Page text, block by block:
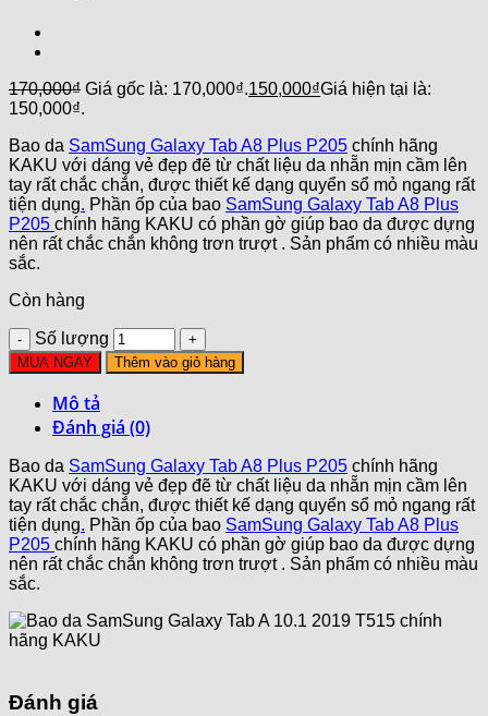
170,000₫ Giá gốc là: 170,000₫.150,000₫Giá hiện tại là:
150,000₫.
Bao da SamSung Galaxy Tab A8 Plus P205 chính hãng
KAKU với dáng vẻ đẹp đẽ từ chất liệu da nhẵn mịn cầm lên
tay rất chắc chắn, được thiết kế dạng quyển sổ mỏ ngang rất
tiện dụng. Phần ốp của bao SamSung Galaxy Tab A8 Plus
P205 chính hãng KAKU có phần gờ giúp bao da được dựng
nên rất chắc chắn không trơn trượt . Sản phẩm có nhiều màu
sắc.
Còn hàng
Số lượng
MUA NGAY Thêm vào giỏ hàng
Mô tả
Đánh giá (0)
Bao da SamSung Galaxy Tab A8 Plus P205 chính hãng
KAKU với dáng vẻ đẹp đẽ từ chất liệu da nhẵn mịn cầm lên
tay rất chắc chắn, được thiết kế dạng quyển sổ mỏ ngang rất
tiện dụng. Phần ốp của bao SamSung Galaxy Tab A8 Plus
P205 chính hãng KAKU có phần gờ giúp bao da được dựng
nên rất chắc chắn không trơn trượt . Sản phẩm có nhiều màu
sắc.
Đánh giá